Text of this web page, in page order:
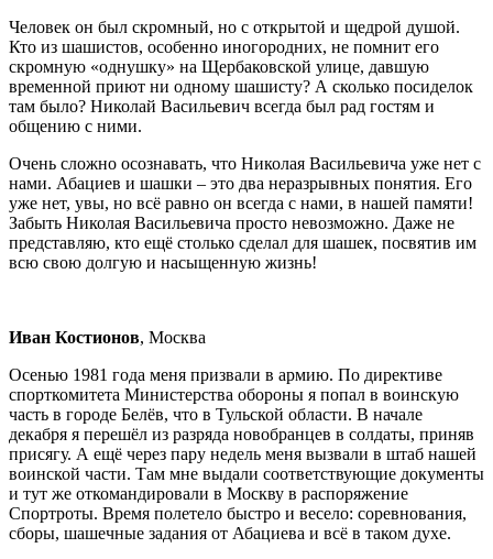
Человек он был скромный, но с открытой и щедрой душой.
Кто из шашистов, особенно иногородних, не помнит его
скромную «однушку» на Щербаковской улице, давшую
временной приют ни одному шашисту? А сколько посиделок
там было? Николай Васильевич всегда был рад гостям и
общению с ними.
Очень сложно осознавать, что Николая Васильевича уже нет с
нами. Абациев и шашки – это два неразрывных понятия. Его
уже нет, увы, но всё равно он всегда с нами, в нашей памяти!
Забыть Николая Васильевича просто невозможно. Даже не
представляю, кто ещё столько сделал для шашек, посвятив им
всю свою долгую и насыщенную жизнь!
Иван Костионов, Москва
Осенью 1981 года меня призвали в армию. По директиве
спорткомитета Министерства обороны я попал в воинскую
часть в городе Белёв, что в Тульской области. В начале
декабря я перешёл из разряда новобранцев в солдаты, приняв
присягу. А ещё через пару недель меня вызвали в штаб нашей
воинской части. Там мне выдали соответствующие документы
и тут же откомандировали в Москву в распоряжение
Спортроты. Время полетело быстро и весело: соревнования,
сборы, шашечные задания от Абациева и всё в таком духе.